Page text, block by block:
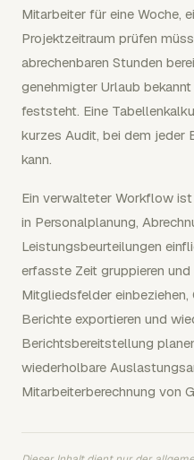
Mitarbeiter für eine Woche,
Projektzeitraum prüfen
abrechenbaren Stunden
genehmigter Urlaub
feststeht. Eine
kurzes Audit, bei dem jeder
kann.
Ein verwalteter Workflow
in Personalplanung,
Leistungsbeurteilungen
erfasste Zeit gruppieren
Mitgliedsfelder
Berichte exportieren und
Berichtsbereitstellung
wiederholbare
Mitarbeiterberechnung von